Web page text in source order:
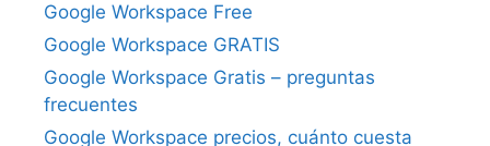
Google Workspace Free
Google Workspace GRATIS
Google Workspace Gratis – preguntas
frecuentes
Google Workspace precios, cuánto cuesta